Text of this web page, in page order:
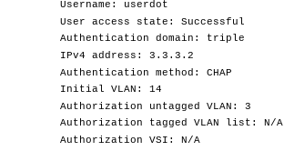
Username: userdot
User access state: Successful
Authentication domain: triple
IPv4 address: 3.3.3.2
Authentication method: CHAP
Initial VLAN: 14
Authorization untagged VLAN: 3
Authorization tagged VLAN list: N/A
Authorization VSI: N/A